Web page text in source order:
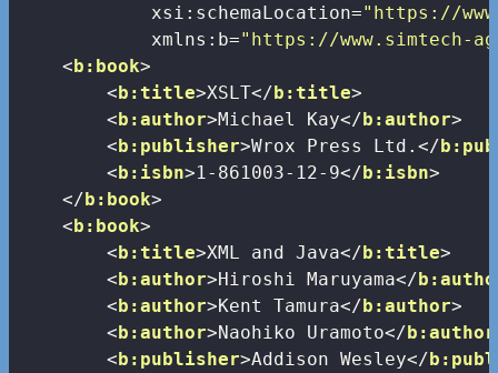
xsi:schemaLocation="https://
xmlns:b="https://www.simtech-
<b:book>
<b:title>XSLT</b:title>
<b:author>Michael Kay</b:author>
<b:publisher>Wrox Press Ltd.</
<b:isbn>1-861003-12-9</b:isbn>
</b:book>
<b:book>
<b:title>XML and Java</b:title>
<b:author>Hiroshi Maruyama</
<b:author>Kent Tamura</b:author>
<b:author>Naohiko Uramoto</b:author
<b:publisher>Addison Wesley</